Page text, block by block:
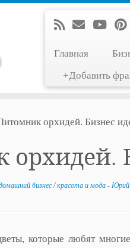
Главная
+Добавить
орхидей. Бизнес
бизнес/красота и мода - Юрий
которые любят